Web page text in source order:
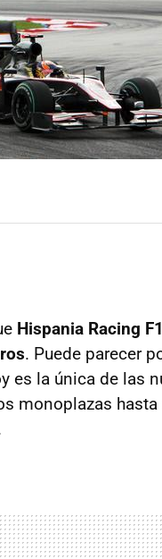
Hispania Racing
. Puede parecer
es la única de las
monoplazas